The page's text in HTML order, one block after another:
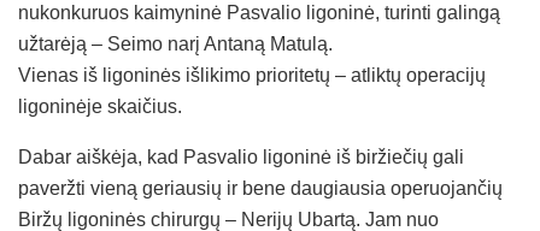
nukonkuruos kaimyninė Pasvalio ligoninė, turinti galingą
užtarėją – Seimo narį Antaną Matulą.
Vienas iš ligoninės išlikimo prioritetų – atliktų operacijų
ligoninėje skaičius.
Dabar aiškėja, kad Pasvalio ligoninė iš biržiečių gali
paveržti vieną geriausių ir bene daugiausia operuojančių
Biržų ligoninės chirurgų – Nerijų Ubartą. Jam nuo